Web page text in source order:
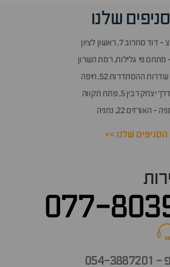
שלנו
סחרוב 7, ראשון לציון
מתחם פי גלילות, רמת השרון
ההסתדרות 52, חיפה
רבין 5, פתח תקווה
- האורזים 22, נתניה
הסניפים שלנו >>
077-
call